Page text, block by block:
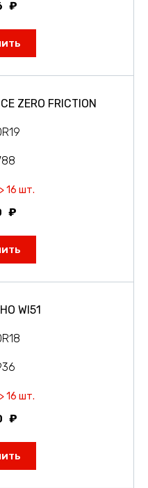
ZERO FRICTION
16 шт.
WI51
16 шт.